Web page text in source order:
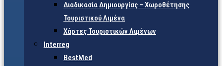
Διαδικασία Δημιουργίας – Χωροθέτησης
Τουριστικού Λιμένα
Χάρτες Τουριστικών Λιμένων
Interreg
BestMed